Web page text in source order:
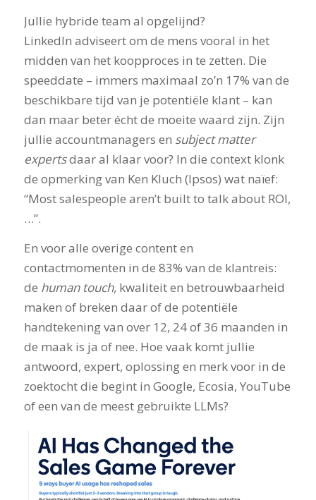
Jullie hybride team al opgelijnd?
LinkedIn adviseert om de mens vooral in het
midden van het koopproces in te zetten. Die
speeddate – immers maximaal zo’n 17% van de
beschikbare tijd van je potentiële klant – kan
dan maar beter écht de moeite waard zijn. Zijn
jullie accountmanagers en subject matter
expertsdaar al klaar voor? In die context klonk
de opmerking van Ken Kluch (Ipsos) wat naïef:
“Most salespeople aren’t built to talk about ROI,
…”.
En voor alle overige content en
contactmomenten in de 83% van de klantreis:
de human touch, kwaliteit en betrouwbaarheid
maken of breken daar of de potentiële
handtekening van over 12, 24 of 36 maanden in
de maak is ja of nee. Hoe vaak komt jullie
antwoord, expert, oplossing en merk voor in de
zoektocht die begint in Google, Ecosia, YouTube
of een van de meest gebruikte LLMs?